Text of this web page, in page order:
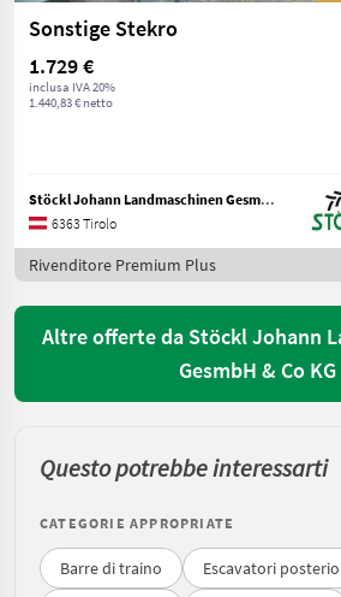
Sonstige Stekro
1.729 €
inclusa IVA 20%
1.440,83 € netto
Stöckl Johann Landmaschinen GesmbH & Co KG
6363 Tirolo
Rivenditore Premium Plus
Altre offerte da Stöckl Johann
GesmbH & Co KG
Questo potrebbe interessarti
CATEGORIE APPROPRIATE
Barre di traino
Escavatori